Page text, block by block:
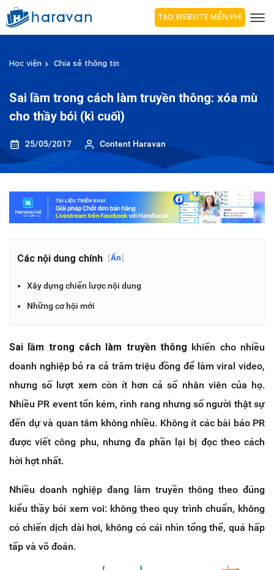
TẠO WEBSITE MIỄN PHÍ
Học viện Chia sẻ thông tin
Sai lầm trong cách làm truyền thông: xóa mù
cho thầy bói (kì cuối)
25/05/2017 Content Haravan
Các nội dung chính [Ẩn]
Xây dựng chiến lược nội dung
Những cơ hội mới
Sai lầm trong cách làm truyền thông khiến cho nhiều
doanh nghiệp bỏ ra cả trăm triệu đồng để làm viral video,
nhưng số lượt xem còn ít hơn cả số nhân viên của họ.
Nhiều PR event tốn kém, rình rang nhưng số người thật sự
đến dự và quan tâm không nhiều. Không ít các bài báo PR
được viết công phu, nhưng đa phần lại bị đọc theo cách
hời hợt nhất.
Nhiều doanh nghiệp đang làm truyền thông theo đúng
kiểu thầy bói xem voi: không theo quy trình chuẩn, không
có chiến dịch dài hơi, không có cái nhìn tổng thể, quá hấp
tấp và võ đoán.